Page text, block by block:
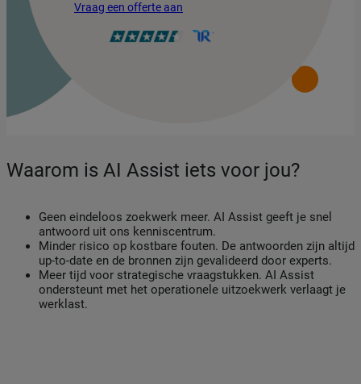
Vraag een offerte aan
Waarom is AI Assist iets voor jou?
Geen eindeloos zoekwerk meer. AI Assist geeft je snel
antwoord uit ons kenniscentrum.
Minder risico op kostbare fouten. De antwoorden zijn altijd
up-to-date en de bronnen zijn gevalideerd door experts.
Meer tijd voor strategische vraagstukken. AI Assist
ondersteunt met het operationele uitzoekwerk verlaagt je
werklast.